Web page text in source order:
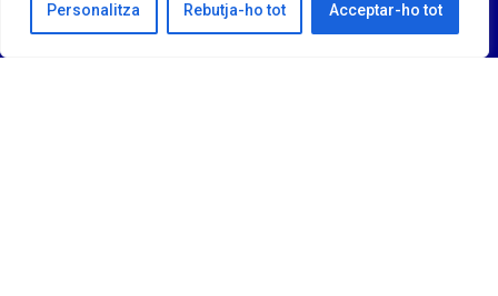
Personalitza Rebutja-ho tot Acceptar-ho tot